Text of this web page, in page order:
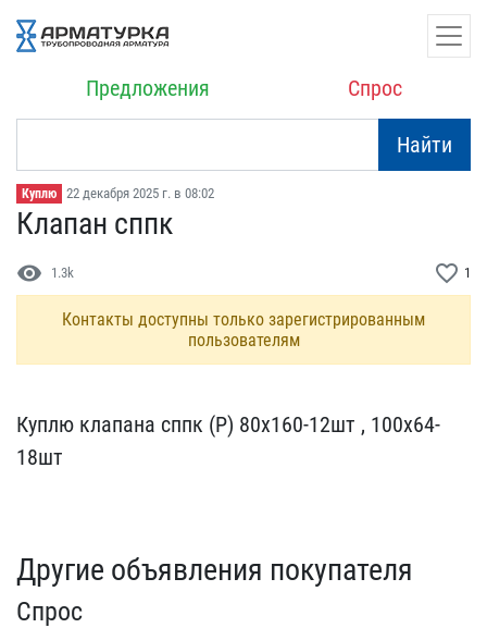
Предложения Спрос
Найти
Куплю 22 декабря 2025 г. в 08:02
Клапан сппк
visibility 1.3k favorite_border 1
Контакты доступны только зарегистрированным
пользователям
Куплю клапана сппк (Р) 8​0х160-12шт , 100х64-
18шт
Другие объявления покупателя
Спрос